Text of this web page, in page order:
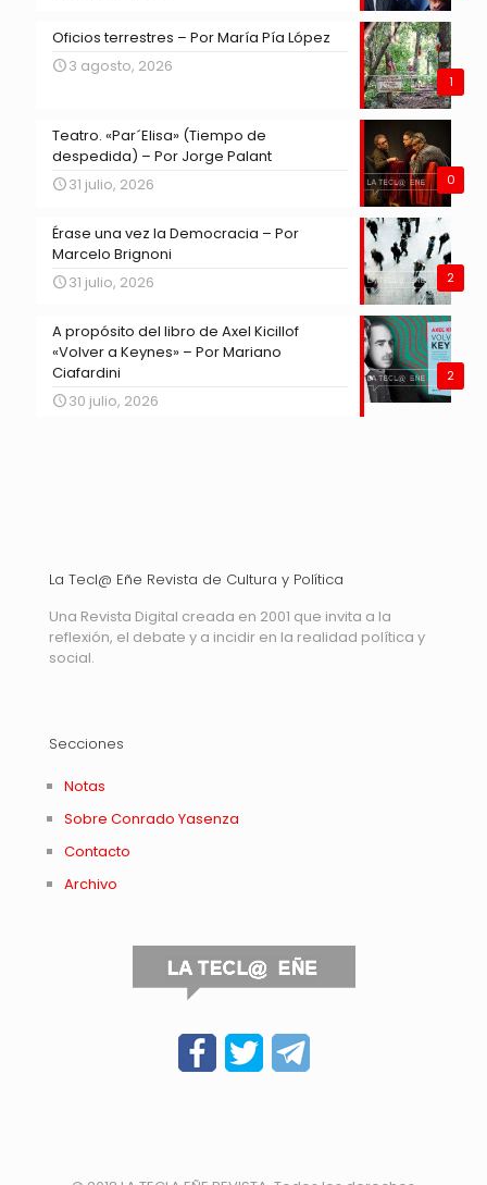
1
Oficios terrestres – Por María Pía López
3 agosto, 2026
0
Teatro. «Par´Elisa» (Tiempo de
despedida) – Por Jorge Palant
31 julio, 2026
2
Érase una vez la Democracia – Por
Marcelo Brignoni
31 julio, 2026
2
A propósito del libro de Axel Kicillof
«Volver a Keynes» – Por Mariano
Ciafardini
30 julio, 2026
La Tecl@ Eñe Revista de Cultura y Política
Una Revista Digital creada en 2001 que invita a la
reflexión, el debate y a incidir en la realidad política y
social.
Secciones
Notas
Sobre Conrado Yasenza
Contacto
Archivo